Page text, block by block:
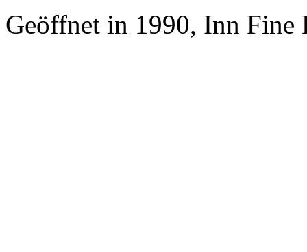
Geöffnet in 1990, Inn Fine